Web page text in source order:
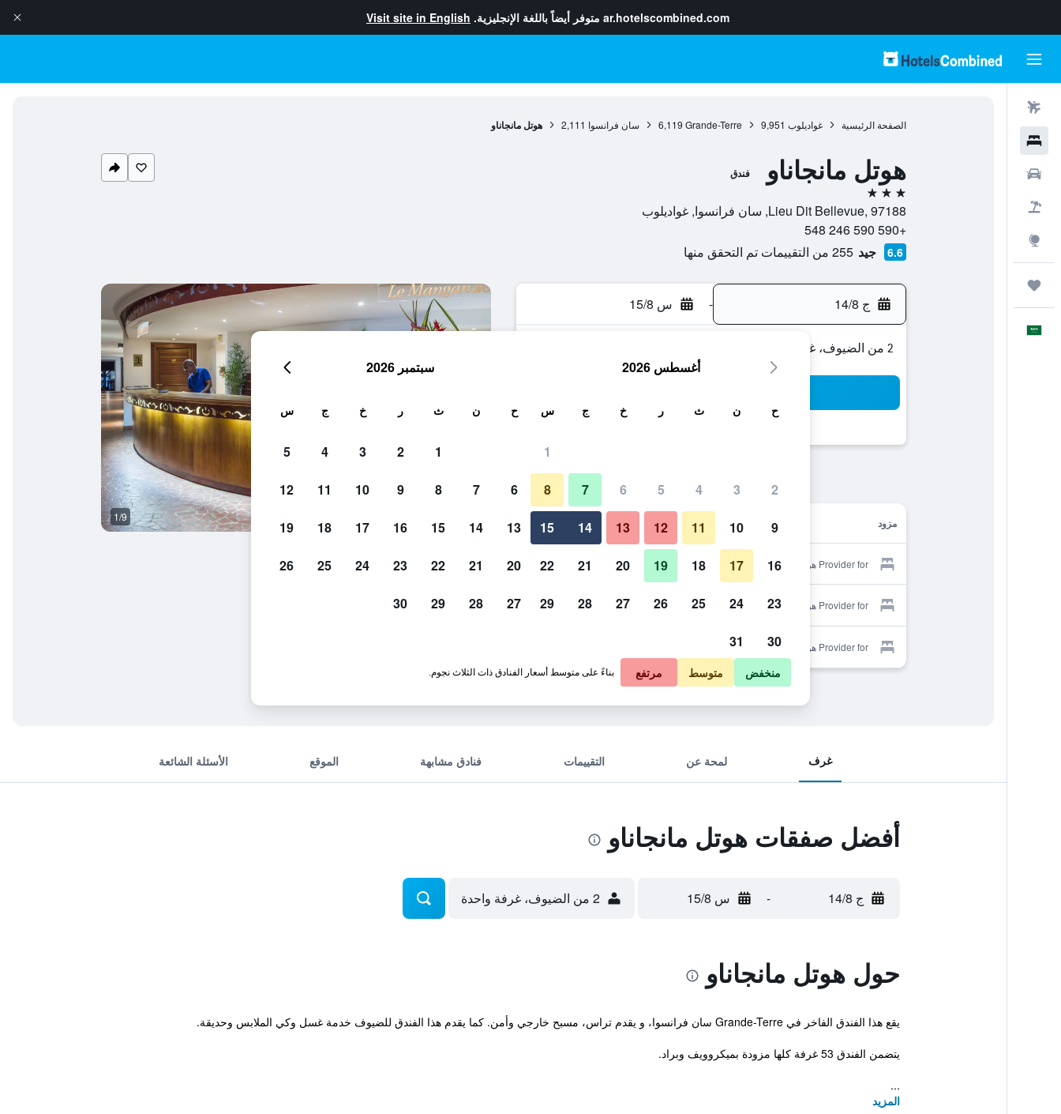
ar.hotelscombined.com متوفر أيضاً باللغة الإنجليزية. Visit site in English
الصفحة الرئيسية غواديلوب 9,951
Grande-Terre
6,119 سان فرانسوا 2,111 هوتل مانجاناو
هوتل مانجاناو فندق
3 نجوم
Lieu Dit Bellevue, 97188, سان فرانسوا, غواديلوب
+590 590 246 548
6.6 جيد 255 من التقييمات تم التحقق منها
ج 14/8 - س 15/8
2 من الضيوف، غرفة واحدة
مزود
Provider for هوتل مانجاناو عرض الأسعار
Provider for هوتل مانجاناو عرض الأسعار
Provider for هوتل مانجاناو
1/9
صور لـ هوتل مانجاناو
غرف لمحة عن التقييمات فنادق مشابهة الموقع الأسئلة الشائعة
أفضل صفقات هوتل مانجاناو
ج 14/8 - س 15/8 2 من الضيوف، غرفة واحدة
حول هوتل مانجاناو
يقع هذا الفندق الفاخر في Grande-Terre سان فرانسوا، و يقدم تراس، مسبح خارجي وأمن. كما يقدم هذا الفندق للضيوف خدمة غسل وكي الملابس وحديقة.
يتضمن الفندق 53 غرفة كلها مزودة بميكروويف وبراد.
...
المزيد
أغسطس 2026
ح ن ث ر خ ج س
1
2
3
4
5
6
7
8
9
10
11
12
13
14
15
16
17
18
19
20
21
22
23
24
25
26
27
28
29
30
31
سبتمبر 2026
ح ن ث ر خ ج س
1
2
3
4
5
6
7
8
9
10
11
12
13
14
15
16
17
18
19
20
21
22
23
24
25
26
27
28
29
30
منخفض متوسط مرتفع بناءً على متوسط أسعار الفنادق ذات الثلاث نجوم.